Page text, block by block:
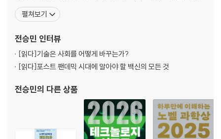
국판 정보과학부장, 『파퓰러사이언스』 한국판 편집장 등을 역임하며
국내외 과학기술 저널리즘의 흐름을 이끌어왔다. 저서로는 청소년들
기술에 대해 알기 쉽게 정리한 『로봇과 AI』, 대
펼쳐보기
전승민 인터뷰
[읽다]기술은 사회를 어떻게 바꾸는가?
[읽다]포스트 팬데믹 시대에 알아야 할 백신의 모든 것
전승민의 다른 상품